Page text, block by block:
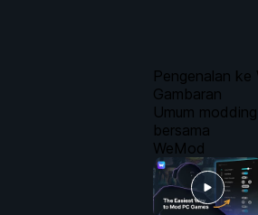
Pengenalan ke
Gambaran
Umum modding
bersama
WeMod